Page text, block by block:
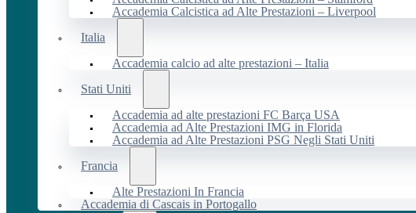
Accademia Calcistica ad Alte Prestazioni – Liverpool
Italia
Accademia calcio ad alte prestazioni – Italia
Stati Uniti
Accademia ad alte prestazioni FC Barça USA
Accademia ad Alte Prestazioni IMG in Florida
Accademia ad Alte Prestazioni PSG Negli Stati Uniti
Francia
Alte Prestazioni In Francia
Accademia di Cascais in Portogallo